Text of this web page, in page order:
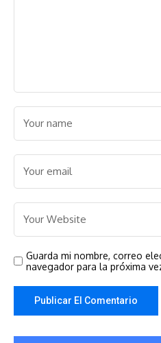
Guarda mi nombre, correo
navegador para la próxima